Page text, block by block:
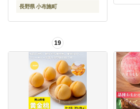
9月中旬発送】［A-308］
長野県 小布施町
19